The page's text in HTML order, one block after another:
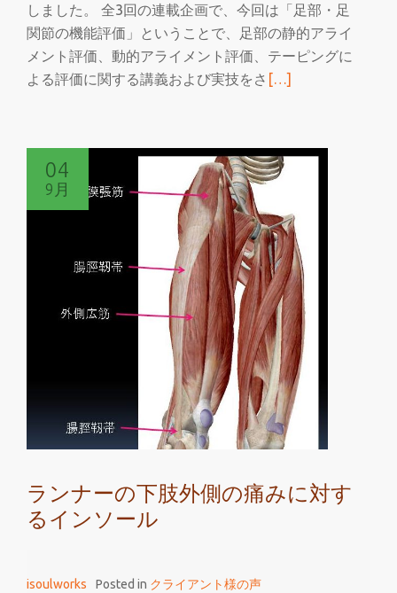
しました。 全3回の連載企画で、今回は「足部・足
関節の機能評価」ということで、足部の静的アライ
メント評価、動的アライメント評価、テーピングに
よる評価に関する講義および実技をさ 続
読
む
部
セ
ミ
ナ
ー
2017
@
森
ノ
宮
医
学
[…]
04
9月
ランナーの下肢外側の痛みに対す
るインソール
isoulworks Posted in クライアント様の声